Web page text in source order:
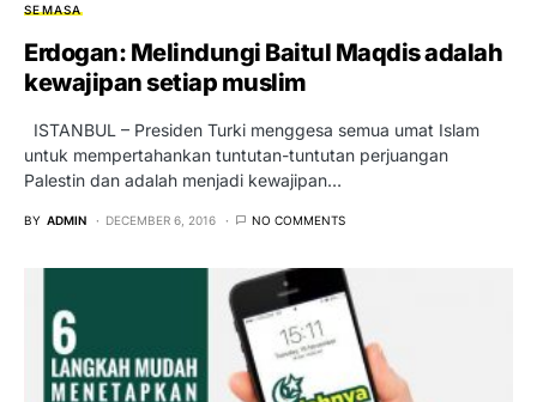
SEMASA
Erdogan: Melindungi Baitul Maqdis adalah
kewajipan setiap muslim
ISTANBUL – Presiden Turki menggesa semua umat Islam
untuk mempertahankan tuntutan-tuntutan perjuangan
Palestin dan adalah menjadi kewajipan…
BY ADMIN DECEMBER 6, 2016 NO COMMENTS